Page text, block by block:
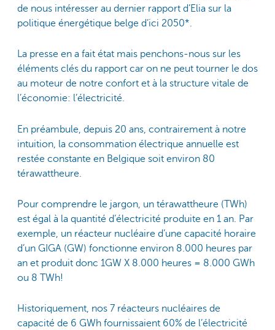
de nous intéresser au dernier rapport d’Elia sur la
politique énergétique belge d’ici 2050*.
La presse en a fait état mais penchons-nous sur les
éléments clés du rapport car on ne peut tourner le dos
au moteur de notre confort et à la structure vitale de
l’économie: l’électricité.
En préambule, depuis 20 ans, contrairement à notre
intuition, la consommation électrique annuelle est
restée constante en Belgique soit environ 80
térawattheure.
Pour comprendre le jargon, un térawattheure (TWh)
est égal à la quantité d’électricité produite en 1 an. Par
exemple, un réacteur nucléaire d’une capacité horaire
d’un GIGA (GW) fonctionne environ 8.000 heures par
an et produit donc 1GW X 8.000 heures = 8.000 GWh
ou 8 TWh!
Historiquement, nos 7 réacteurs nucléaires de
capacité de 6 GWh fournissaient 60% de l’électricité